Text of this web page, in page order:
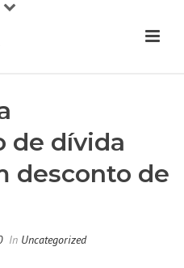
de dívida
desconto de
In Uncategorized